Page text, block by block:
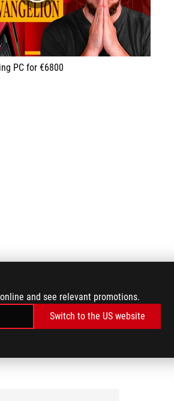
and see relevant promotions.
Switch to the US website
PC for €6800